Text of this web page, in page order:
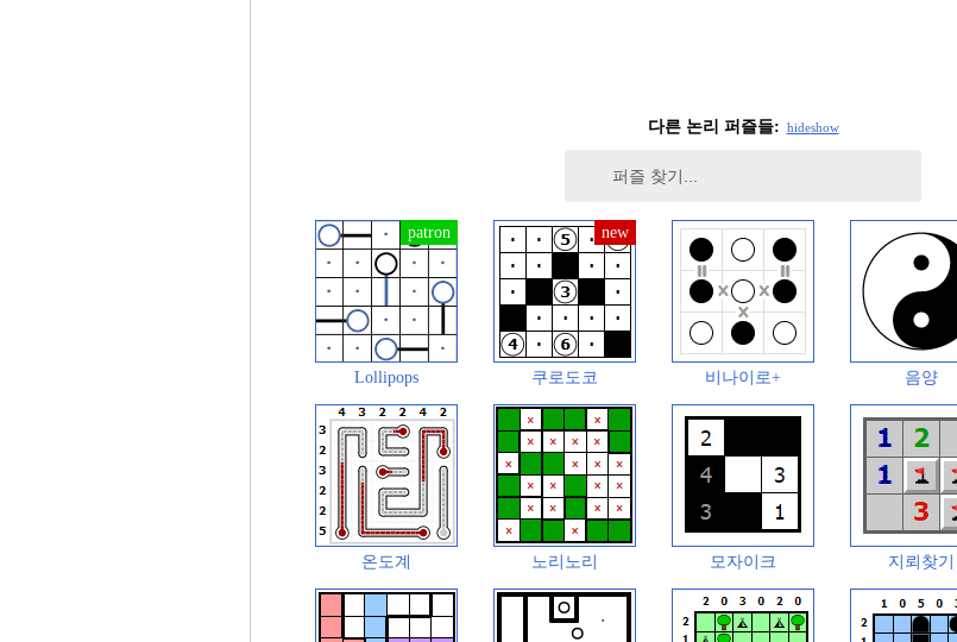
다른 논리 퍼즐들: hideshow
Lollipops 쿠로도코 비나이로+ 음양
온도계 노리노리 모자이크 지뢰찾기